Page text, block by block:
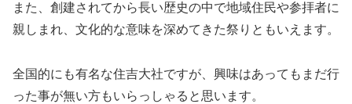
また、創建されてから長い歴史の中で地域住民や参拝者に
親しまれ、文化的な意味を深めてきた祭りともいえます。
全国的にも有名な住吉大社ですが、興味はあってもまだ行
った事が無い方もいらっしゃると思います。